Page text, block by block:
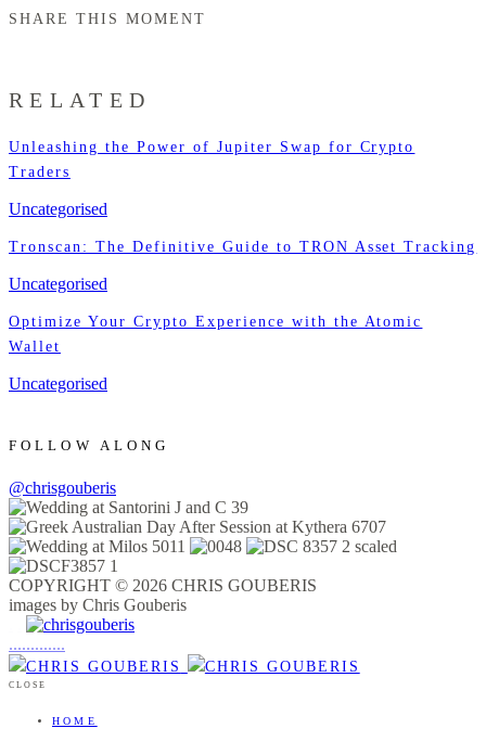
SHARE THIS MOMENT
RELATED
Unleashing the Power of Jupiter Swap for Crypto
Traders
Uncategorised
Tronscan: The Definitive Guide to TRON Asset Tracking
Uncategorised
Optimize Your Crypto Experience with the Atomic
Wallet
Uncategorised
FOLLOW ALONG
@chrisgouberis
COPYRIGHT © 2026 CHRIS GOUBERIS
images by Chris Gouberis
.............
CLOSE
HOME